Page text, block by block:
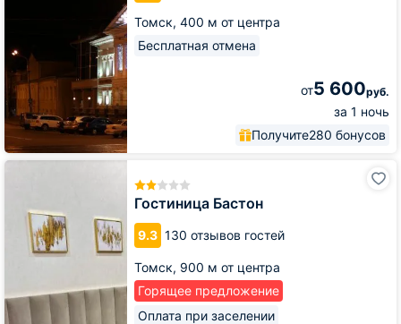
Томск, 400 м от центра
Бесплатная отмена
от5 600руб.
за 1 ночь
Получите280 бонусов
Гостиница Бастон
9.3 130 отзывов гостей
Томск, 900 м от центра
Горящее предложение
Оплата при заселении
Гостиница